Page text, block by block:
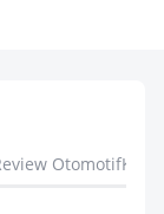
Otomotif